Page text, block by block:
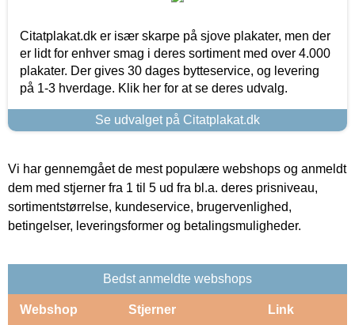
Citatplakat.dk er især skarpe på sjove plakater, men der
er lidt for enhver smag i deres sortiment med over 4.000
plakater. Der gives 30 dages bytteservice, og levering
på 1-3 hverdage. Klik her for at se deres udvalg.
Se udvalget på Citatplakat.dk
Vi har gennemgået de mest populære webshops og anmeldt
dem med stjerner fra 1 til 5 ud fra bl.a. deres prisniveau,
sortimentstørrelse, kundeservice, brugervenlighed,
betingelser, leveringsformer og betalingsmuligheder.
Bedst anmeldte webshops
Webshop Stjerner Link